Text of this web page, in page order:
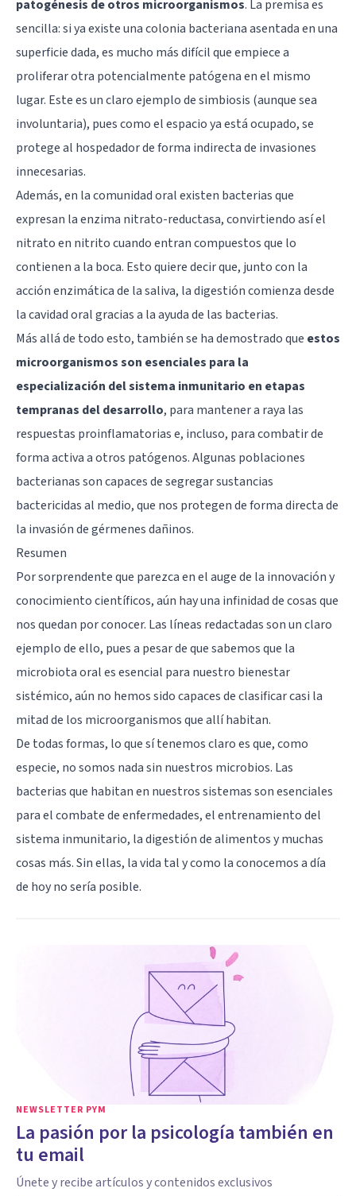
patogénesis de otros microorganismos. La premisa es
sencilla: si ya existe una colonia bacteriana asentada en una
superficie dada, es mucho más difícil que empiece a
proliferar otra potencialmente patógena en el mismo
lugar. Este es un claro ejemplo de simbiosis (aunque sea
involuntaria), pues como el espacio ya está ocupado, se
protege al hospedador de forma indirecta de invasiones
innecesarias.
Además, en la comunidad oral existen bacterias que
expresan la enzima nitrato-reductasa, convirtiendo así el
nitrato en nitrito cuando entran compuestos que lo
contienen a la boca. Esto quiere decir que, junto con la
acción enzimática de la saliva, la digestión comienza desde
la cavidad oral gracias a la ayuda de las bacterias.
Más allá de todo esto, también se ha demostrado que estos
microorganismos son esenciales para la
especialización del sistema inmunitario en etapas
tempranas del desarrollo, para mantener a raya las
respuestas proinflamatorias e, incluso, para combatir de
forma activa a otros patógenos. Algunas poblaciones
bacterianas son capaces de segregar sustancias
bactericidas al medio, que nos protegen de forma directa de
la invasión de gérmenes dañinos.
Resumen
Por sorprendente que parezca en el auge de la innovación y
conocimiento científicos, aún hay una infinidad de cosas que
nos quedan por conocer. Las líneas redactadas son un claro
ejemplo de ello, pues a pesar de que sabemos que la
microbiota oral es esencial para nuestro bienestar
sistémico, aún no hemos sido capaces de clasificar casi la
mitad de los microorganismos que allí habitan.
De todas formas, lo que sí tenemos claro es que, como
especie, no somos nada sin nuestros microbios. Las
bacterias que habitan en nuestros sistemas son esenciales
para el combate de enfermedades, el entrenamiento del
sistema inmunitario, la digestión de alimentos y muchas
cosas más. Sin ellas, la vida tal y como la conocemos a día
de hoy no sería posible.
NEWSLETTER PYM
La pasión por la psicología también en
tu email
Únete y recibe artículos y contenidos exclusivos